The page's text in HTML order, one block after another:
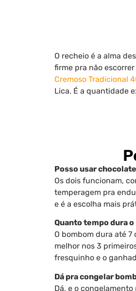
O recheio é a alma
firme pra não
Cremoso Tradicional
Lica. É a quantidade
Posso usar
Os dois funcionam,
temperagem pra
e é a escolha mais
Quanto tempo dura
O bombom dura até
melhor nos 3
fresquinho e o
Dá pra congelar
Dá, e o